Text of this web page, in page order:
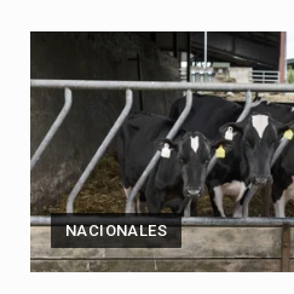
NACIONALES